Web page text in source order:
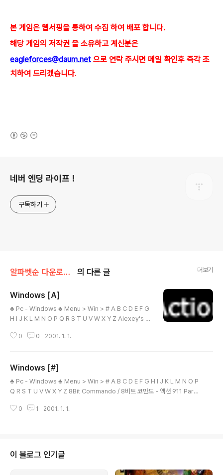
본 게임은 웹서핑을 통하여 수집 하여 배포 합니다.
해당 게임의 저작권 을 소유하고 계신분은
eagleforces@daum.net 으로 연락 주시면 메일 확인후 즉각 조
치하여 드리겠습니다.
네버 엔딩 라이프 !
구독하기
알파벳순 다운로드/Windows 의 다른 글 더보기
Windows [A]
♣ Pc - Windows ♣ Menu > Win > # A B C D E F G
H I J K L M N O P Q R S T U V W X Y Z Alexey's D
ee's Alice Enhanced / 아메리칸 멕기의 엘리스 확장판
r Flight (Sega Flicky) / 에어 플라이트 (세가 플릭키) /
액션 Arcade Horse Racing / 아케이드 호스 레이싱 /
CD - 경마 시뮬레이션 Arcanum v1.0.7.4 / 아케이넘 /
0 0 2001. 1. 1.
Windows [#]
♣ Pc - Windows ♣ Menu > Win > # A B C D E F G H I J K L M N O P
Q R S T U V W X Y Z 8Bit Commando / 8비트 코만도 - 액션 911 Para
H I J K L M N O P Q R S T U V W X Y Z 본 게임은 웹서핑을 통하여 수집
0 1 2001. 1. 1.
이 블로그 인기글